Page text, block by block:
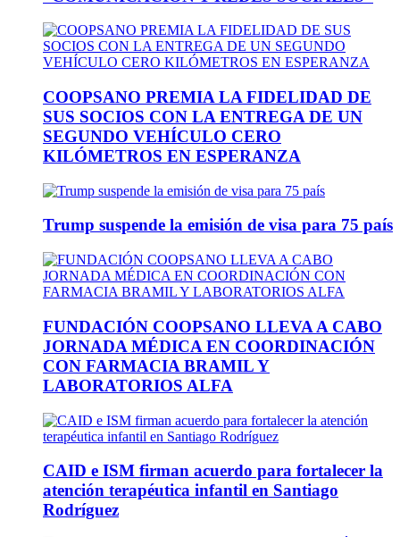
COOPSANO PREMIA LA FIDELIDAD DE
SUS SOCIOS CON LA ENTREGA DE UN
SEGUNDO VEHÍCULO CERO
KILÓMETROS EN ESPERANZA
Trump suspende la emisión de visa para 75 país
FUNDACIÓN COOPSANO LLEVA A CABO
JORNADA MÉDICA EN COORDINACIÓN
CON FARMACIA BRAMIL Y
LABORATORIOS ALFA
CAID e ISM firman acuerdo para fortalecer la
atención terapéutica infantil en Santiago
Rodríguez